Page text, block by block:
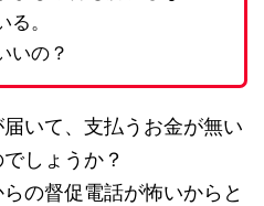
る。
いの？
いて、支払うお金が無い
しょうか？
の督促電話が怖いからと